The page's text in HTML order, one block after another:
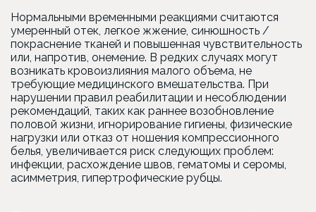
Нормальными временными реакциями считаются
умеренный отек, легкое жжение, синюшность /
покраснение тканей и повышенная чувствительность
или, напротив, онемение. В редких случаях могут
возникать кровоизлияния малого объема, не
требующие медицинского вмешательства. При
нарушении правил реабилитации и несоблюдении
рекомендаций, таких как раннее возобновление
половой жизни, игнорирование гигиены, физические
нагрузки или отказ от ношения компрессионного
белья, увеличивается риск следующих проблем:
инфекции, расхождение швов, гематомы и серомы,
асимметрия, гипертрофические рубцы.